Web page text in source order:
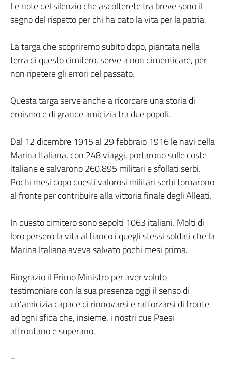
Le note del silenzio che ascolterete tra breve sono il
segno del rispetto per chi ha dato la vita per la patria.
La targa che scopriremo subito dopo, piantata nella
terra di questo cimitero, serve a non dimenticare, per
non ripetere gli errori del passato.
Questa targa serve anche a ricordare una storia di
eroismo e di grande amicizia tra due popoli.
Dal 12 dicembre 1915 al 29 febbraio 1916 le navi della
Marina Italiana, con 248 viaggi, portarono sulle coste
italiane e salvarono 260.895 militari e sfollati serbi.
Pochi mesi dopo questi valorosi militari serbi tornarono
al fronte per contribuire alla vittoria finale degli Alleati.
In questo cimitero sono sepolti 1063 italiani. Molti di
loro persero la vita al fianco i quegli stessi soldati che la
Marina Italiana aveva salvato pochi mesi prima.
Ringrazio il Primo Ministro per aver voluto
testimoniare con la sua presenza oggi il senso di
un’amicizia capace di rinnovarsi e rafforzarsi di fronte
ad ogni sfida che, insieme, i nostri due Paesi
affrontano e superano.
–